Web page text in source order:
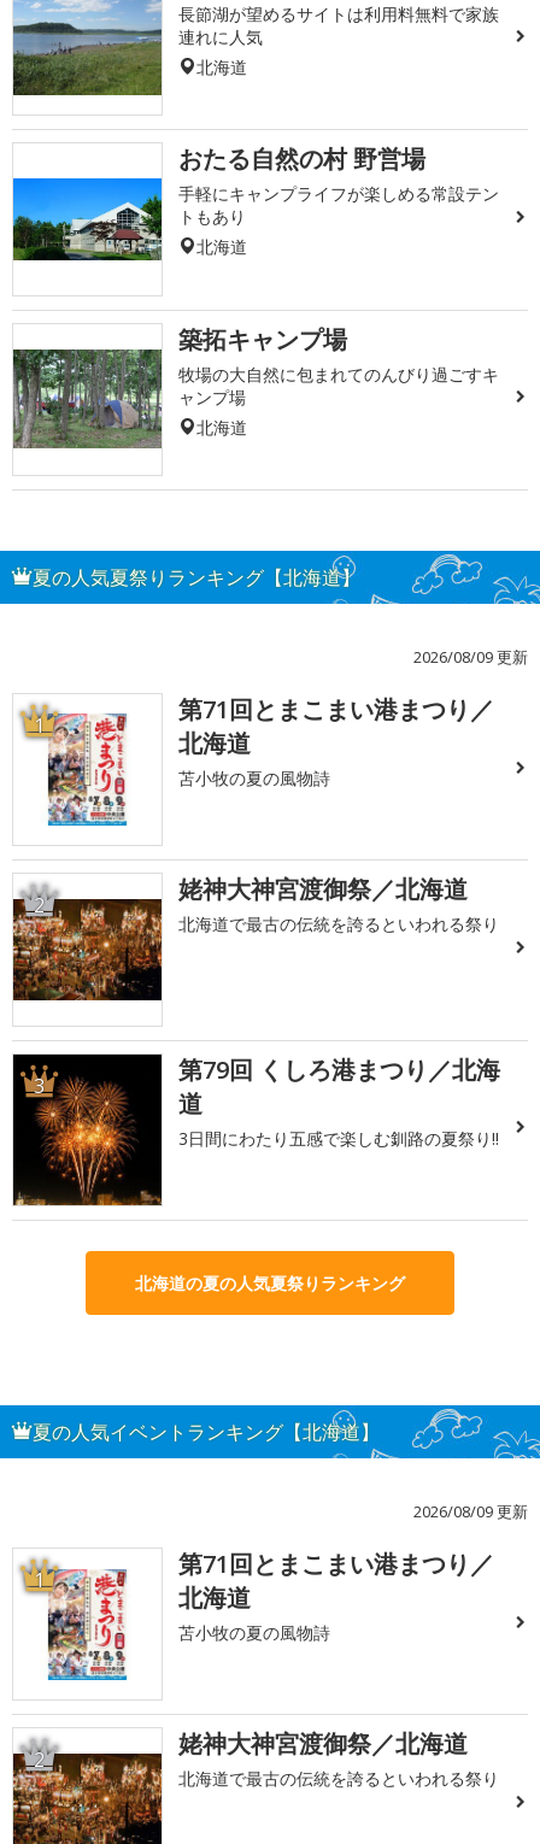
長節湖が望めるサイトは利用料無料で家族
連れに人気
北海道
おたる自然の村 野営場
手軽にキャンプライフが楽しめる常設テン
トもあり
北海道
築拓キャンプ場
牧場の大自然に包まれてのんびり過ごすキ
ャンプ場
北海道
夏の人気夏祭りランキング【北海道】
2026/08/09 更新
1
第71回とまこまい港まつり／
北海道
苫小牧の夏の風物詩
2 姥神大神宮渡御祭／北海道
北海道で最古の伝統を誇るといわれる祭り
3
第79回 くしろ港まつり／北海
道
3日間にわたり五感で楽しむ釧路の夏祭り!!
北海道の夏の人気夏祭りランキング
夏の人気イベントランキング【北海道】
2026/08/09 更新
1
第71回とまこまい港まつり／
北海道
苫小牧の夏の風物詩
2 姥神大神宮渡御祭／北海道
北海道で最古の伝統を誇るといわれる祭り